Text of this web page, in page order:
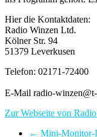
Hier die Kontaktdaten:
Radio Winzen Ltd.
Kölner Str. 94
51379 Leverkusen
Telefon: 02171-72400
E-Mail radio-
Zur Webseite von
← Mini-Monitor-